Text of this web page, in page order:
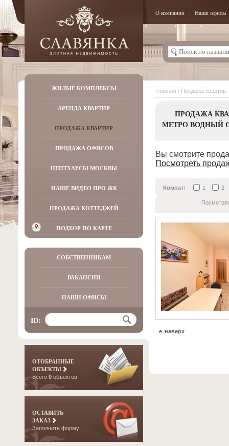
О компании Наши офисы
ЖИЛЫЕ КОМПЛЕКСЫ
АРЕНДА КВАРТИР
ПРОДАЖА КВАРТИР
ПРОДАЖА ОФИСОВ
ПЕНТХАУСЫ МОСКВЫ
НАШЕ ВИДЕО ПРО ЖК
ПРОДАЖА КОТТЕДЖЕЙ
ПОДБОР ПО КАРТЕ
СОБСТВЕННИКАМ
ВАКАНСИИ
НАШИ ОФИСЫ
ID:
ОТОБРАННЫЕ
ОБЪЕКТЫ
Всего 0 объектов
ОСТАВИТЬ
ЗАКАЗ
Заполните форму
Главная / Продажа квартир
ПРОДАЖА
МЕТРО ВОДНЫЙ
Вы смотрите
Посмотреть
Комнат: 1 2
наверх